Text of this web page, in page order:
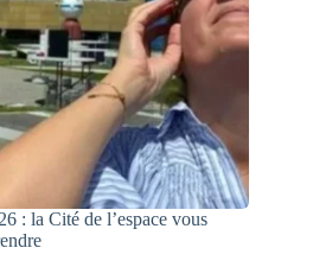
: la Cité de l’espace vous